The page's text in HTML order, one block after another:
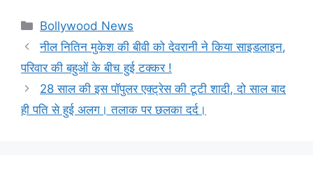
Categories
Bollywood News
नील नितिन मुकेश की बीवी को देवरानी ने किया साइडलाइन,
परिवार की बहुओं के बीच हुई टक्कर !
28 साल की इस पॉपुलर एक्ट्रेस की टूटी शादी, दो साल बाद
ही पति से हुई अलग। तलाक पर छलका दर्द।